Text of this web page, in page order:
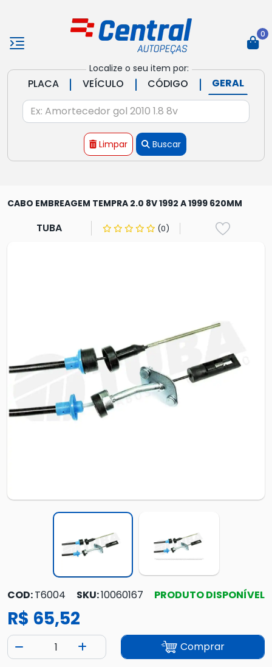
Localize o seu item por:
PLACA | VEÍCULO | CÓDIGO | GERAL
Limpar Buscar
0
CABO EMBREAGEM TEMPRA 2.0 8V 1992 A 1999 620MM
TUBA (0)
COD:T6004 SKU:10060167 PRODUTO DISPONÍVEL
R$ 65,52
Comprar